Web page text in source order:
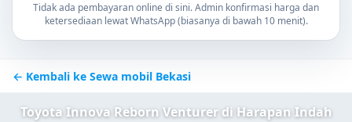
Tidak ada pembayaran online di sini. Admin konfirmasi harga dan
ketersediaan lewat WhatsApp (biasanya di bawah 10 menit).
← Kembali ke Sewa mobil Bekasi
Toyota Innova Reborn Venturer di Harapan Indah